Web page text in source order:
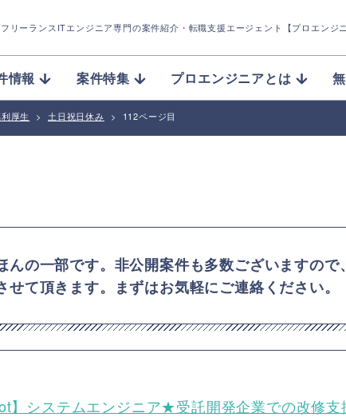
フリーランスITエンジニア専門の案件紹介 ・転職支援エージェント【プロエンジニ
情報 案件特集 プロエンジニアとは
厚生 > 土日祝日休み > 112ページ目
の一部です。非公開案件も多数ございますので、
て頂きます。まずはお気軽にご連絡ください。
】システムエンジニア★受託開発企業での改修支